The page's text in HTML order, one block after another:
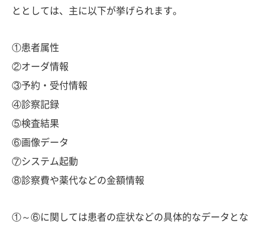
ととしては、主に以下が挙げられます。
①患者属性
②オーダ情報
③予約・受付情報
④診察記録
⑤検査結果
⑥画像データ
⑦システム起動
⑧診察費や薬代などの金額情報
①～⑥に関しては患者の症状などの具体的なデータとな